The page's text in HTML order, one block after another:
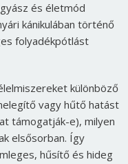
és életmód
kánikulában történő
folyadékpótlást
különböző
vagy hűtő hatást
támogatják-e), milyen
elsősorban. Így
hűsítő és hideg